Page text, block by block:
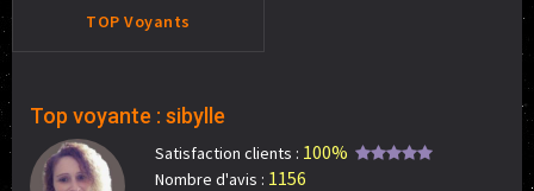
TOP Voyants
Top voyante : sibylle
Satisfaction clients : 100%
Nombre d'avis : 1156